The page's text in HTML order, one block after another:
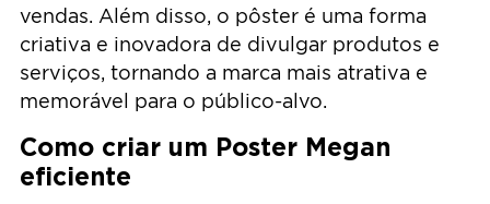
vendas. Além disso, o pôster é uma forma
criativa e inovadora de divulgar produtos e
serviços, tornando a marca mais atrativa e
memorável para o público-alvo.
Como criar um Poster Megan
eficiente